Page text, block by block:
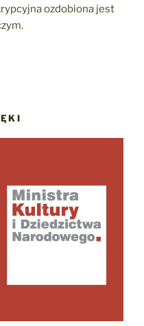
ozdobiona jest